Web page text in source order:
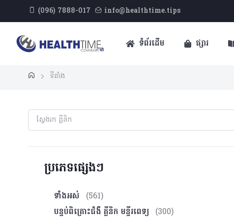
(096) 7888-017 info@healthtime.tips
ទំព័រដើម ផ្សារ
ទីតាំង
ប្រភេទផ្សេងៗ
ទាំងអស់
(561)
បន្ទប់ពិគ្រោះ​ជំងឺ គ្លីនិក មន្ទីរពេទ្យ (300)